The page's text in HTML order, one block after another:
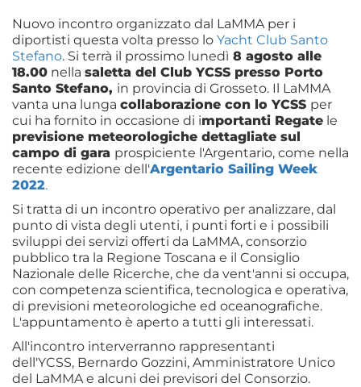
Nuovo incontro organizzato dal LaMMA per i
diportisti questa volta presso lo Yacht Club Santo
Stefano. Si terrà il prossimo lunedì 8 agosto alle
18.00 nella saletta del Club YCSS presso Porto
Santo Stefano, in provincia di Grosseto. Il LaMMA
vanta una lunga collaborazione con lo YCSS per
cui ha fornito in occasione di importanti Regate le
previsione meteorologiche dettagliate sul
campo di gara prospiciente l'Argentario, come nella
recente edizione dell'Argentario Sailing Week
2022.
Si tratta di un incontro operativo per analizzare, dal
punto di vista degli utenti, i punti forti e i possibili
sviluppi dei servizi offerti da LaMMA, consorzio
pubblico tra la Regione Toscana e il Consiglio
Nazionale delle Ricerche, che da vent'anni si occupa,
con competenza scientifica, tecnologica e operativa,
di previsioni meteorologiche ed oceanografiche.
L'appuntamento è aperto a tutti gli interessati.
All'incontro interverranno rappresentanti
dell'YCSS, Bernardo Gozzini, Amministratore Unico
del LaMMA e alcuni dei previsori del Consorzio.